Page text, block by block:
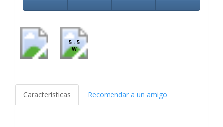
5 - 5
W
Características Recomendar a un amigo